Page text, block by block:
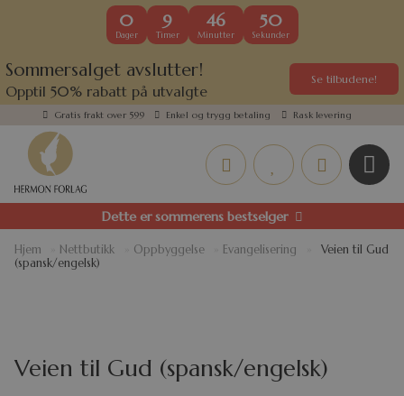
0
Dager
9
Timer
46
Minutter
50
Sekunder
Sommersalget avslutter!
Opptil 50% rabatt på utvalgte
kundefavoritter
Se tilbudene!
Gratis frakt over 599 Enkel og trygg betaling Rask levering
Dette er sommerens bestselger
Hjem Nettbutikk Oppbyggelse Evangelisering
Veien til Gud
(spansk/engelsk)
Veien til Gud (spansk/engelsk)